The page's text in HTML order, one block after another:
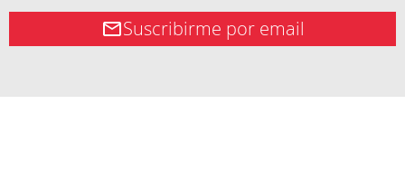
Suscribirme por email